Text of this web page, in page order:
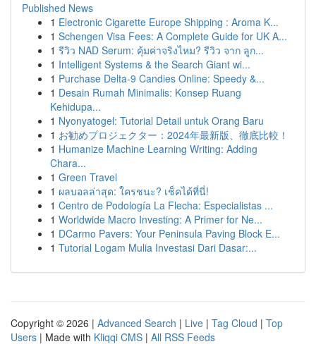
Published News
1 Electronic Cigarette Europe Shipping : Aroma K...
1 Schengen Visa Fees: A Complete Guide for UK A...
1 รีวิว NAD Serum: คุ้มค่าจริงไหม? รีวิว จาก ลูก...
1 Intelligent Systems & the Search Giant wi...
1 Purchase Delta-9 Candies Online: Speedy &...
1 Desain Rumah Minimalis: Konsep Ruang
Kehidupa...
1 Nyonyatogel: Tutorial Detail untuk Orang Baru
1 お勧めプロジェクター：2024年最新版、徹底比較！
1 Humanize Machine Learning Writing: Adding
Chara...
1 Green Travel
1 ผลบอลล่าสุด: ใครชนะ? เช็คได้ที่นี่!
1 Centro de Podología La Flecha: Especialistas ...
1 Worldwide Macro Investing: A Primer for Ne...
1 DCarmo Pavers: Your Peninsula Paving Block E...
1 Tutorial Logam Mulia Investasi Dari Dasar:...
Copyright © 2026 | Advanced Search | Live | Tag Cloud | Top
Users | Made with Kliqqi CMS | All RSS Feeds